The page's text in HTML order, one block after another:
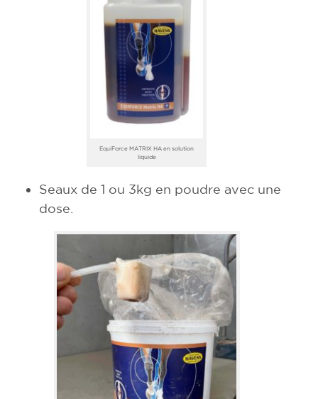
EquiForce MATRIX HA en solution
liquide
Seaux de 1 ou 3kg en poudre avec une
dose.